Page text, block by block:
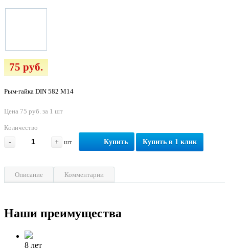
75 руб.
Рым-гайка DIN 582 М14
Цена 75 руб. за 1 шт
Количество
-
+ шт Купить Купить в 1 клик
Описание Комментарии
Наши преимущества
8 лет